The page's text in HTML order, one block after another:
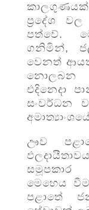
ප්‍රදේශ
පත්වේ.
ගනිමින්,
වෙනත්
නොලබන
එදිනෙදා
සංවර්ධන
ඌව
සමූපකාර
මෙහෙය
පළාතේ